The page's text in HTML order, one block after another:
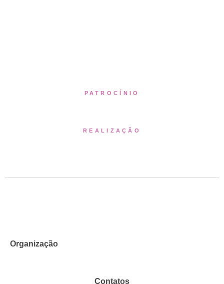
PATROCÍNIO
REALIZAÇÃO
Organização
Contatos